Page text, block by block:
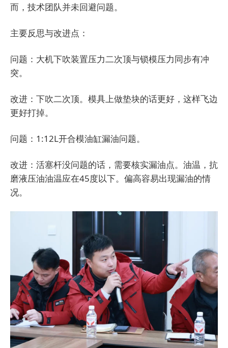
而，技术团队并未回避问题。
主要反思与改进点：
问题：大机下吹装置压力二次顶与锁模压力同步有冲
突。
改进：下吹二次顶。模具上做垫块的话更好，这样飞边
更好打掉。
问题：1:12L开合模油缸漏油问题。
改进：活塞杆没问题的话，需要核实漏油点。油温，抗
磨液压油油温应在45度以下。偏高容易出现漏油的情
况。